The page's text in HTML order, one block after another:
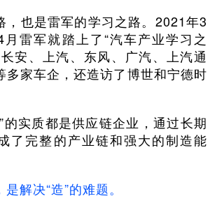
，也是雷军的学习之路。2021年3
月雷军就踏上了“汽车产业学习之
安、上汽、东风、广汽、上汽通
多家车企，还造访了博世和宁德时
的实质都是供应链企业，通过长期
了完整的产业链和强大的制造能
解决“造”的难题。